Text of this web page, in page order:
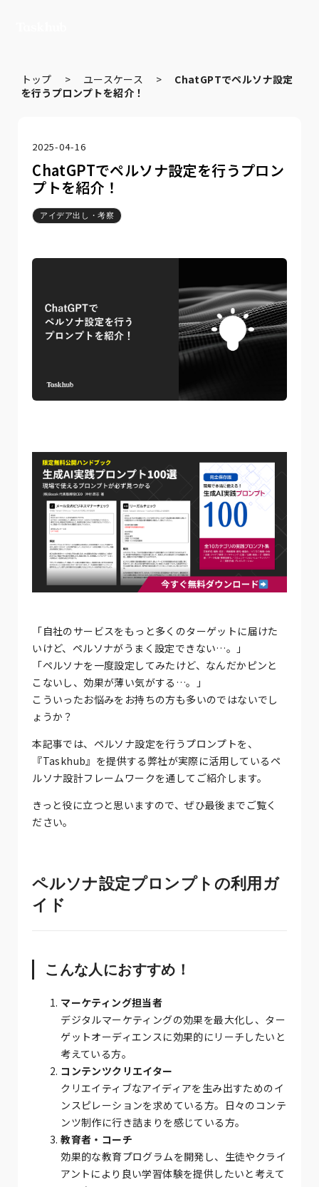
トップ > ユースケース > ChatGPTでペルソナ設定
を行うプロンプトを紹介！
2025-04-16
ChatGPTでペルソナ設定を行うプロン
プトを紹介！
アイデア出し・考察
「自社のサービスをもっと多くのターゲットに届けた
いけど、ペルソナがうまく設定できない…。」
「ペルソナを一度設定してみたけど、なんだかピンと
こないし、効果が薄い気がする…。」
こういったお悩みをお持ちの方も多いのではないでし
ょうか？
本記事では、ペルソナ設定を行うプロンプトを、
『Taskhub』を提供する弊社が実際に活用しているペ
ルソナ設計フレームワークを通してご紹介します。
きっと役に立つと思いますので、ぜひ最後までご覧く
ださい。
ペルソナ設定プロンプトの利用ガ
イド
こんな人におすすめ！
マーケティング担当者
デジタルマーケティングの効果を最大化し、ター
ゲットオーディエンスに効果的にリーチしたいと
考えている方。
コンテンツクリエイター
クリエイティブなアイディアを生み出すためのイ
ンスピレーションを求めている方。日々のコンテ
ンツ制作に行き詰まりを感じている方。
教育者・コーチ
効果的な教育プログラムを開発し、生徒やクライ
アントにより良い学習体験を提供したいと考えて